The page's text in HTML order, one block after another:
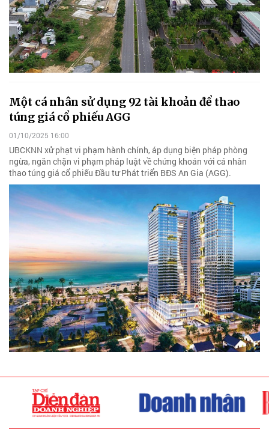
Một cá nhân sử dụng 92 tài khoản để thao
túng giá cổ phiếu AGG
01/10/2025 16:00
UBCKNN xử phạt vi phạm hành chính, áp dụng biện pháp phòng
ngừa, ngăn chặn vi phạm pháp luật về chứng khoán với cá nhân
thao túng giá cổ phiếu Đầu tư Phát triển BĐS An Gia (AGG).